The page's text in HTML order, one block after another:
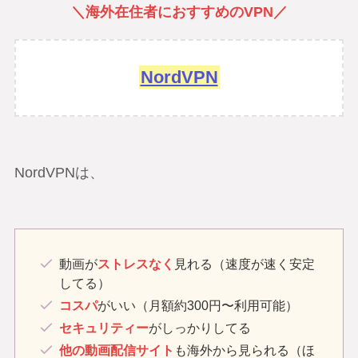
＼海外在住者におすすめのVPN／
NordVPN
NordVPNは、
動画がストレスなく 見れる（速度が速く安定
してる）
コスパがいい（月額約300円〜利用可能）
セキュリティーがしっかりしてる
他の動画配信サイト も海外から見られる（ほ